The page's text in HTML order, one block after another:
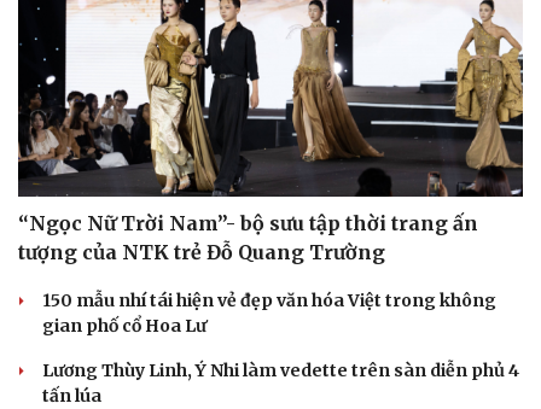
“Ngọc Nữ Trời Nam”- bộ sưu tập thời trang ấn
tượng của NTK trẻ Đỗ Quang Trường
150 mẫu nhí tái hiện vẻ đẹp văn hóa Việt trong không
gian phố cổ Hoa Lư
Lương Thùy Linh, Ý Nhi làm vedette trên sàn diễn phủ 4
tấn lúa